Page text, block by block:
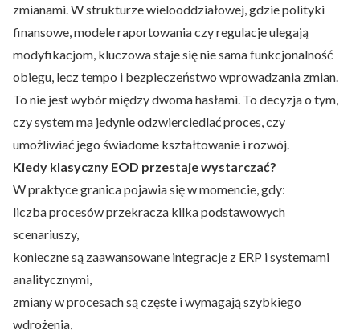
zmianami. W strukturze wielooddziałowej, gdzie polityki
finansowe, modele raportowania czy regulacje ulegają
modyfikacjom, kluczowa staje się nie sama funkcjonalność
obiegu, lecz tempo i bezpieczeństwo wprowadzania zmian.
To nie jest wybór między dwoma hasłami. To decyzja o tym,
czy system ma jedynie odzwierciedlać proces, czy
umożliwiać jego świadome kształtowanie i rozwój.
Kiedy klasyczny EOD przestaje wystarczać?
W praktyce granica pojawia się w momencie, gdy:
liczba procesów przekracza kilka podstawowych
scenariuszy,
konieczne są zaawansowane integracje z ERP i systemami
analitycznymi,
zmiany w procesach są częste i wymagają szybkiego
wdrożenia,